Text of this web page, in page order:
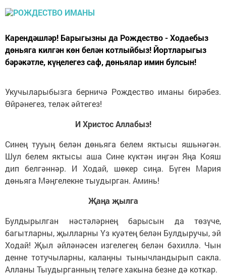
Карендәшләр! Барыгызны да Рождество - Ходаебыз
дөньяга килгән көн белән котлыйбыз! Йортларыгыз
бәрәкәтле, күңелегез саф, дөньялар имин булсын!
Укучыларыбызга берничә Рождество иманы бирәбез.
Өйрәнегез, теләк әйтегез!
И Христос Аллабыз!
Синең тууың белән дөньяга белем яктысы яшьнәгән.
Шул белем яктысы аша Сине күктән иңгән Яңа Кояш
дип белгәннәр. И Ходай, шөкер сиңа. Бүген Мария
дөньяга Мәңгелекне тыудырган. Аминь!
Җаңа җылга
Булдырылган нәстәләрнең барысын да төзүче,
багытларны, җылларны Үз куәтең белән Булдыручы, эй
Ходай! Җыл әйләнәсен изгелегең белән бәхиллә. Чын
денне тотучыларны, калаңны тынычландырып сакла.
Алланы Тыудырганның теләге хакына безне дә коткар.